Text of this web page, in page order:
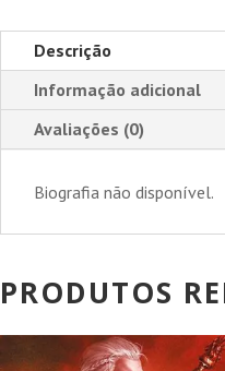
Descrição
Informação adicional
Avaliações (0)
Biografia não disponível.
PRODUTOS